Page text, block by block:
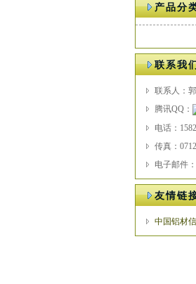
产品分
联系我
联系人：
腾讯QQ：
电话：
传真：
电子邮件：
友情链
中国铝材